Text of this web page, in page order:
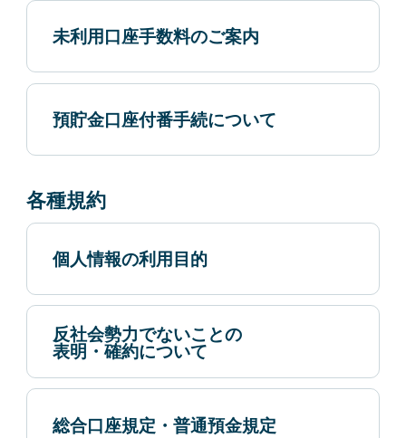
未利用口座手数料のご案内
預貯金口座付番手続について
各種規約
個人情報の利用目的
反社会勢力でないことの
表明・確約について
総合口座規定・普通預金規定